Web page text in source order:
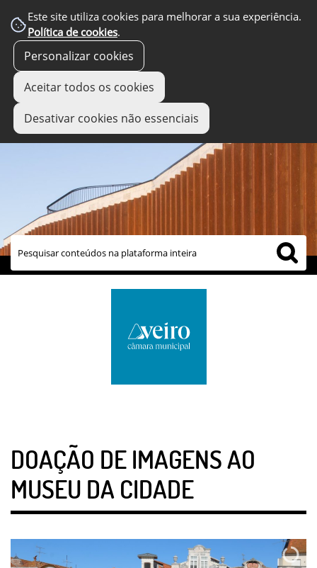
Este site utiliza cookies para melhorar a sua experiência.
Política de cookies.
Personalizar cookies
Aceitar todos os cookies
Desativar cookies não essenciais
links úteis
DOAÇÃO DE IMAGENS AO
MUSEU DA CIDADE